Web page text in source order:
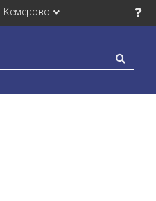
Кемерово